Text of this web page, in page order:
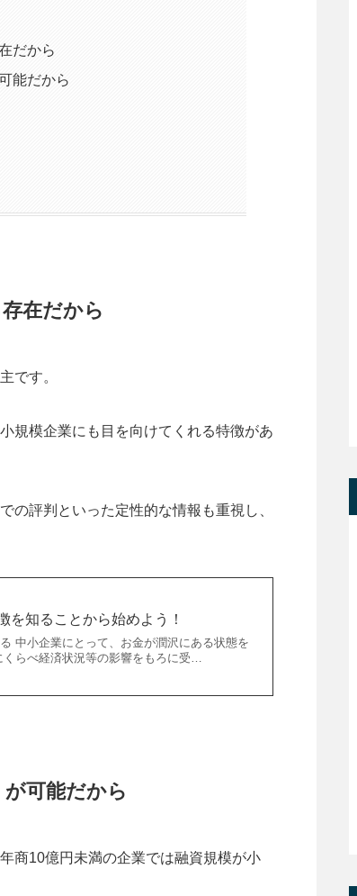
だから
能だから
在だから
です。
規模企業にも目を向けてくれる特徴があ
の評判といった定性的な情報も重視し、
を知ることから始めよう！
中小企業にとって、お金が潤沢にある状態を
らべ経済状況等の影響をもろに受…
可能だから
商10億円未満の企業では融資規模が小